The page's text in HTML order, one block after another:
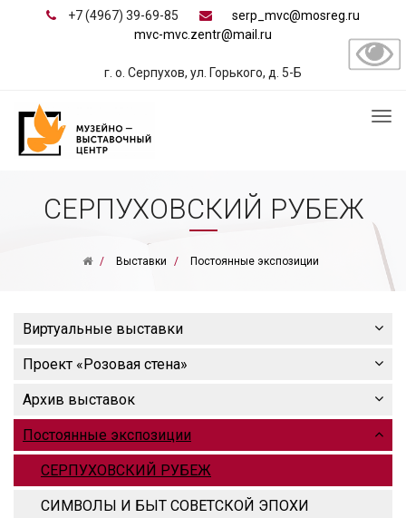
+7 (4967) 39-69-85
serp_mvc@mosreg.ru
mvc-mvc.zentr@mail.ru
г. о. Серпухов, ул. Горького, д. 5-Б
СЕРПУХОВСКИЙ РУБЕЖ
Выставки Постоянные экспозиции
Виртуальные выставки
Проект «Розовая стена»
Архив выставок
Постоянные экспозиции
СЕРПУХОВСКИЙ РУБЕЖ
СИМВОЛЫ И БЫТ СОВЕТСКОЙ ЭПОХИ